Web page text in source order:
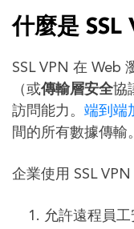
什麼是 SSL
SSL VPN 在 Web
（或傳輸層安全協
訪問能力。 端到端
間的所有數據傳輸。
企業使用 SSL
允許遠程員工